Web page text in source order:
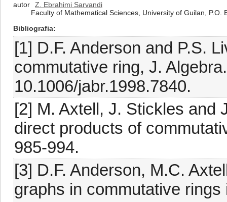
autor
Z. Ebrahimi Sarvandi
Faculty of Mathematical Sciences, University of Guilan, P.O.
Bibliografia
[1] D.F. Anderson and P.S.
commutative ring, J.
10.1006/jabr.1998.7840.
[2] M. Axtell, J. Stickles and
direct products of
985-994.
[3] D.F. Anderson, M.C.
graphs in commutative